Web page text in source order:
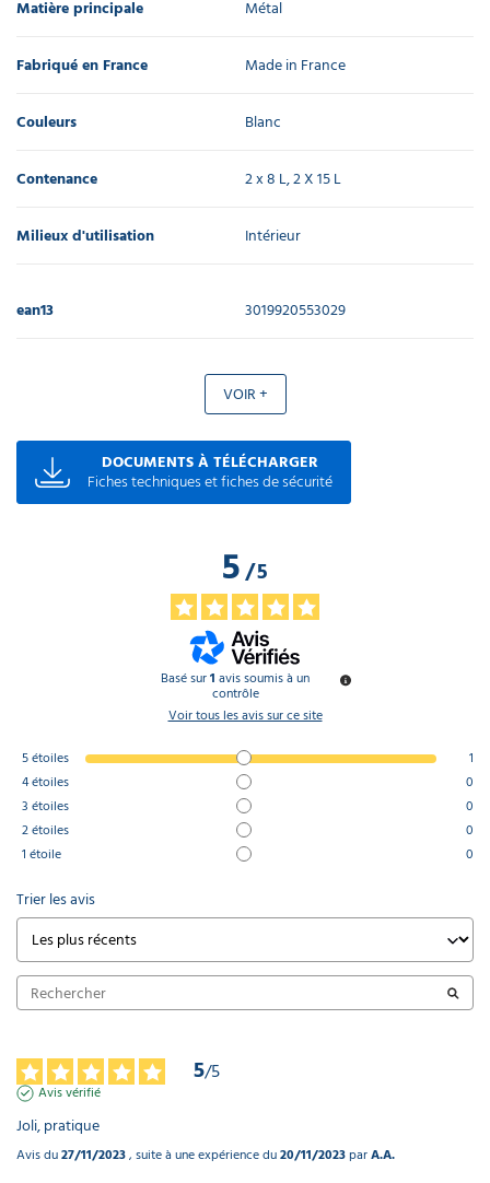
Matière principale Métal
Fabriqué en France Made in France
Couleurs Blanc
Contenance 2 x 8 L, 2 X 15 L
Milieux d'utilisation Intérieur
ean13 3019920553029
VOIR +
DOCUMENTS À TÉLÉCHARGER
Fiches techniques et fiches de sécurité
5/5
Basé sur1 avis soumis à un
contrôle
Voir tous les avis sur ce site
5étoiles
1
4étoiles
0
3 étoiles
0
2étoiles
0
1 étoile 0
Trier les avis
5/5
Avis vérifié
Joli, pratique
Avis du27/11/2023, suite à une expérience du20/11/2023parA.A.